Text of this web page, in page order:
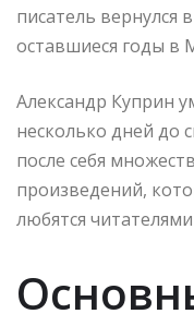
писатель вернулся
оставшиеся годы в
Александр Куприн
несколько дней до
после себя
произведений,
любятся